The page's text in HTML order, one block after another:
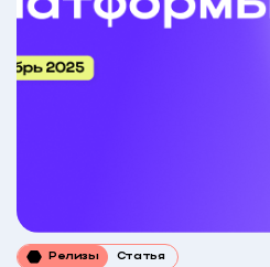
Релизы Статья